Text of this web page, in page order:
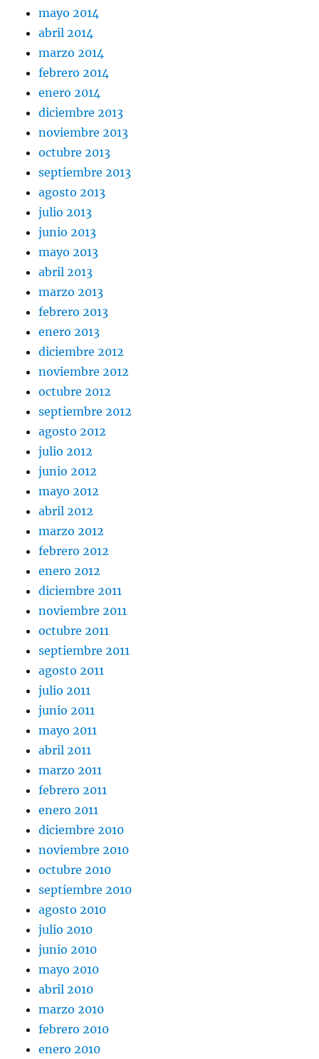
mayo 2014
abril 2014
marzo 2014
febrero 2014
enero 2014
diciembre 2013
noviembre 2013
octubre 2013
septiembre 2013
agosto 2013
julio 2013
junio 2013
mayo 2013
abril 2013
marzo 2013
febrero 2013
enero 2013
diciembre 2012
noviembre 2012
octubre 2012
septiembre 2012
agosto 2012
julio 2012
junio 2012
mayo 2012
abril 2012
marzo 2012
febrero 2012
enero 2012
diciembre 2011
noviembre 2011
octubre 2011
septiembre 2011
agosto 2011
julio 2011
junio 2011
mayo 2011
abril 2011
marzo 2011
febrero 2011
enero 2011
diciembre 2010
noviembre 2010
octubre 2010
septiembre 2010
agosto 2010
julio 2010
junio 2010
mayo 2010
abril 2010
marzo 2010
febrero 2010
enero 2010